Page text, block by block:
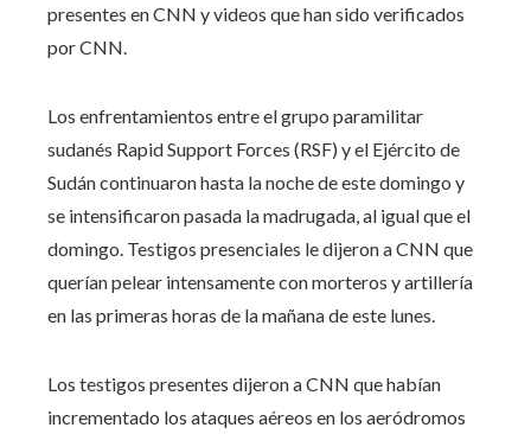
presentes en CNN y videos que han sido verificados
por CNN.
Los enfrentamientos entre el grupo paramilitar
sudanés Rapid Support Forces (RSF) y el Ejército de
Sudán continuaron hasta la noche de este domingo y
se intensificaron pasada la madrugada, al igual que el
domingo. Testigos presenciales le dijeron a CNN que
querían pelear intensamente con morteros y artillería
en las primeras horas de la mañana de este lunes.
Los testigos presentes dijeron a CNN que habían
incrementado los ataques aéreos en los aeródromos